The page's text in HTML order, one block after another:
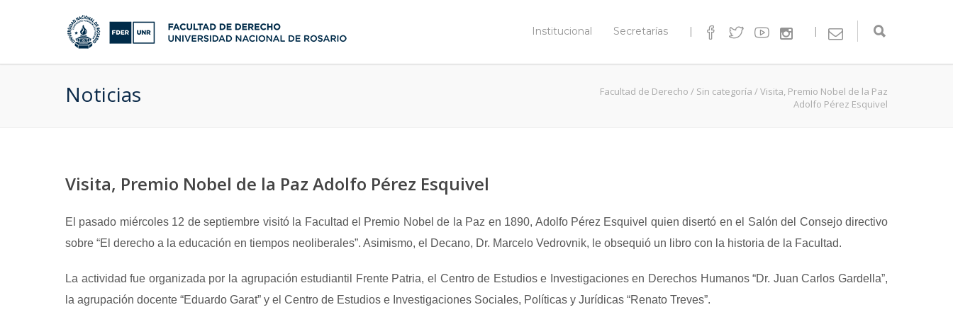
Institucional Secretarías | |
Noticias Facultad de Derecho / Sin categoría /Visita, Premio Nobel de la Paz
Adolfo Pérez Esquivel
Visita, Premio Nobel de la Paz Adolfo Pérez Esquivel
El pasado miércoles 12 de septiembre visitó la Facultad el Premio Nobel de la Paz en 1890, Adolfo Pérez Esquivel quien disertó en el Salón del Consejo directivo
sobre “El derecho a la educación en tiempos neoliberales”. Asimismo, el Decano, Dr. Marcelo Vedrovnik, le obsequió un libro con la historia de la Facultad.
La actividad fue organizada por la agrupación estudiantil Frente Patria, el Centro de Estudios e Investigaciones en Derechos Humanos “Dr. Juan Carlos Gardella”,
la agrupación docente “Eduardo Garat” y el Centro de Estudios e Investigaciones Sociales, Políticas y Jurídicas “Renato Treves”.